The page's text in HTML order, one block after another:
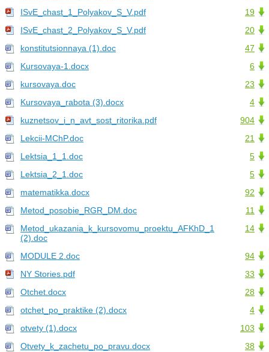
19
ISvE_chast_1_Polyakov_S_V.pdf
20
ISvE_chast_2_Polyakov_S_V.pdf
47
konstitutsionnaya (1).doc
6
Kursovaya-1.docx
23
kursovaya.doc
4
Kursovaya_rabota (3).docx
904
kuznetsov_i_n_avt_sost_ritorika.pdf
21
Lekcii-MChP.doc
5
Lektsia_1_1.doc
5
Lektsia_2_1.doc
92
matematikka.docx
11
Metod_posobie_RGR_DM.doc
14
Metod_ukazania_k_kursovomu_proektu_AFKhD_1
(2).doc
94
MODULE 2.doc
33
NY Stories.pdf
28
Otchet.docx
4
otchet_po_praktike (2).docx
103
otvety (1).docx
38
Otvety_k_zachetu_po_pravu.docx